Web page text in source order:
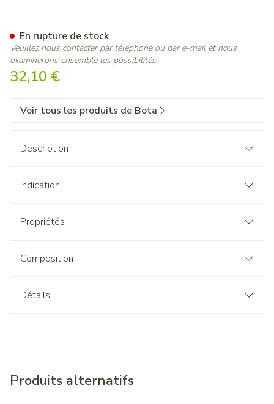
32,10 €
En rupture de stock
Veuillez nous contacter par téléphone ou par e-mail et nous
examinerons ensemble les possibilités.
Voir tous les produits de Bota
Description
Indication
Propriétés
Composition
Détails
Produits alternatifs